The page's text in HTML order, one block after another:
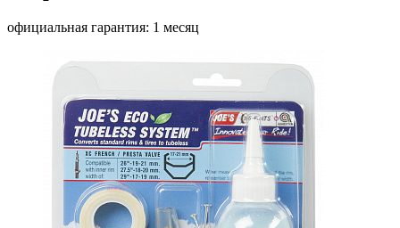
официальная гарантия: 1 месяц